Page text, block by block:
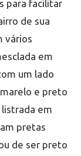
para facilitar
de sua
vários
em
um lado
e preto
em
pretas
de ser preto